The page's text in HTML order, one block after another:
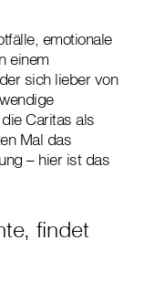
emotionale
einem
sich lieber von
Caritas als
Mal das
– hier ist das
findet